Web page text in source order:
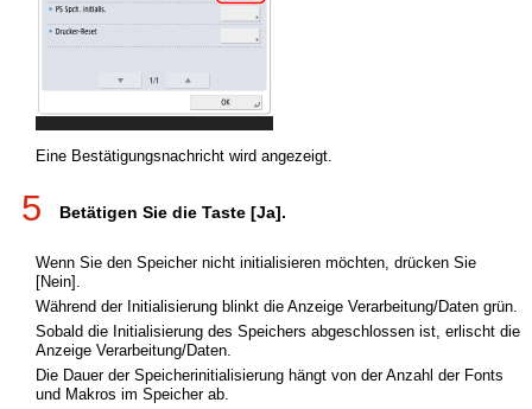
Eine Bestätigungsnachricht wird angezeigt.
5 Betätigen Sie die Taste [Ja].
Wenn Sie den Speicher nicht initialisieren möchten, drücken Sie
[Nein].
Während der Initialisierung blinkt die Anzeige Verarbeitung/Daten grün.
Sobald die Initialisierung des Speichers abgeschlossen ist, erlischt die
Anzeige Verarbeitung/Daten.
Die Dauer der Speicherinitialisierung hängt von der Anzahl der Fonts
und Makros im Speicher ab.